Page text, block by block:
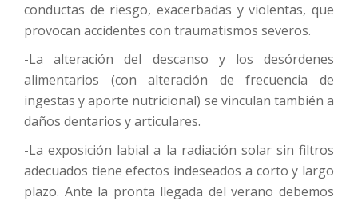
conductas de riesgo, exacerbadas y violentas, que
provocan accidentes con traumatismos severos.
-La alteración del descanso y los desórdenes
alimentarios (con alteración de frecuencia de
ingestas y aporte nutricional) se vinculan también a
daños dentarios y articulares.
-La exposición labial a la radiación solar sin filtros
adecuados tiene efectos indeseados a corto y largo
plazo. Ante la pronta llegada del verano debemos